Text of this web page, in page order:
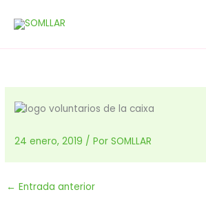
24 enero, 2019 / PorSOMLLAR
← Entrada anterior